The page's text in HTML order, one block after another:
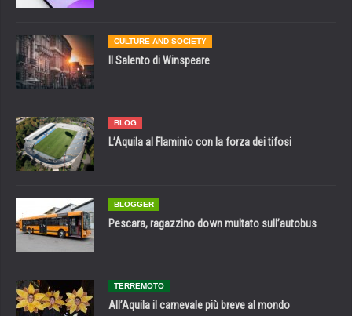
CULTURE AND SOCIETY
Il Salento di Winspeare
BLOG
L’Aquila al Flaminio con la forza dei tifosi
BLOGGER
Pescara, ragazzino down multato sull’autobus
TERREMOTO
All’Aquila il carnevale più breve al mondo